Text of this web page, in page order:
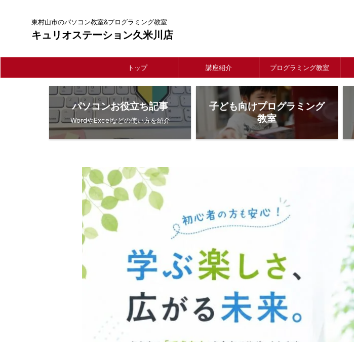
東村山市のパソコン教室&プログラミング教室
キュリオステーション久米川店
トップ 講座紹介 プログラミング教室
パソコンお役立ち記事
WordやExcelなどの使い方を紹介
子ども向けプログラミング
教室